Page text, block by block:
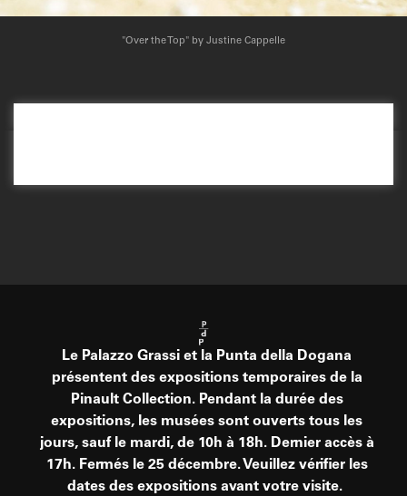
"Over the Top" by Justine Cappelle
Le Palazzo Grassi et la Punta della Dogana
présentent des expositions temporaires de la
Pinault Collection. Pendant la durée des
expositions, les musées sont ouverts tous les
jours, sauf le mardi, de 10h à 18h. Dernier accès à
17h. Fermés le 25 décembre. Veuillez vérifier les
dates des expositions avant votre visite.